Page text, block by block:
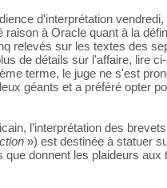
d'interprétation vendredi,
raison à Oracle quant à la
relevés sur les textes des
de détails sur l'affaire, lire
terme, le juge ne s'est
géants et a préféré opter
l'interprétation des
») est destinée à statuer
que donnent les plaideurs aux